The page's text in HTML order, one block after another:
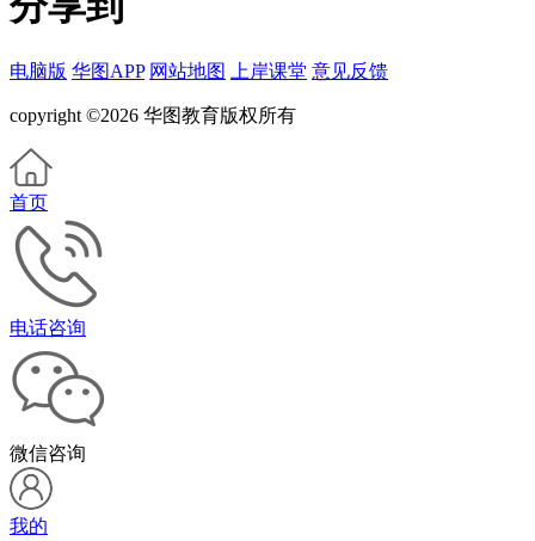
电脑版 华图APP 网站地图 上岸课堂 意见反馈
copyright ©2026 华图教育版权所有
首页
电话咨询
微信咨询
我的